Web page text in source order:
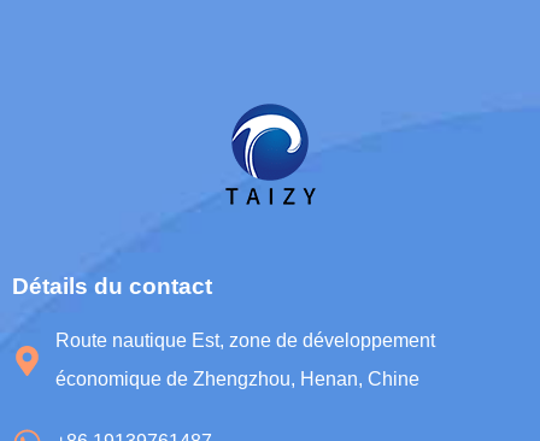
Détails du contact
Route nautique Est, zone de développement
économique de Zhengzhou, Henan, Chine